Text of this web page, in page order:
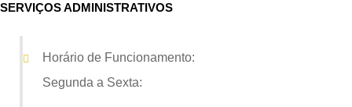
SERVIÇOS ADMINISTRATIVOS
Horário de Funcionamento:
Segunda a Sexta: